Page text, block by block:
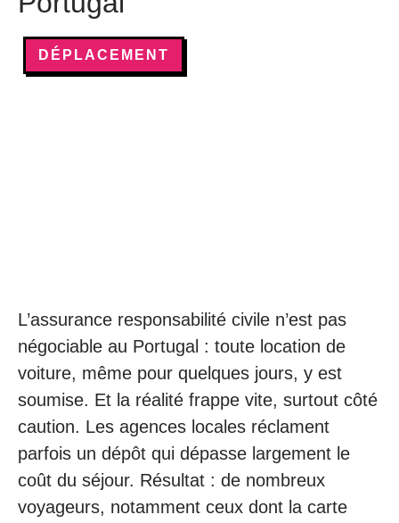
DÉPLACEMENT
L’assurance responsabilité civile n’est pas
négociable au Portugal : toute location de
voiture, même pour quelques jours, y est
soumise. Et la réalité frappe vite, surtout côté
caution. Les agences locales réclament
parfois un dépôt qui dépasse largement le
coût du séjour. Résultat : de nombreux
voyageurs, notamment ceux dont la carte